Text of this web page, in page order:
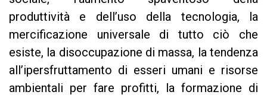
produttività e dell’uso della tecnologia, la
mercificazione universale di tutto ciò che
esiste, la disoccupazione di massa, la tendenza
all’ipersfruttamento di esseri umani e risorse
ambientali per fare profitti, la formazione di